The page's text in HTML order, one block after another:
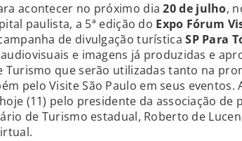
acontecer no próximo dia20 de julho,
paulista, a 5ª edição do Expo Fórum
de divulgação turísticaSP Para
e imagens já produzidas e
Turismo que serão utilizadas tanto na
pelo Visite São Paulo em seus eventos.
(11) pelo presidente da associação de
de Turismo estadual, Roberto de